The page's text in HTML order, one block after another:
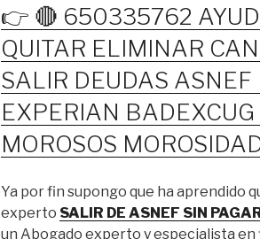
👉 🔴 650335762
QUITAR ELIMINAR
SALIR DEUDAS ASNEF
EXPERIAN
MOROSOS
Ya por fin supongo que ha aprendido
experto SALIR DE ASNEF SIN
un Abogado experto y especialista